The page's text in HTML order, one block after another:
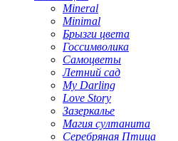
Mineral
Minimal
Брызги цвета
Госсимволика
Самоцветы
Летний сад
My Darling
Love Story
Зазеркалье
Магия султанита
Серебряная Птица